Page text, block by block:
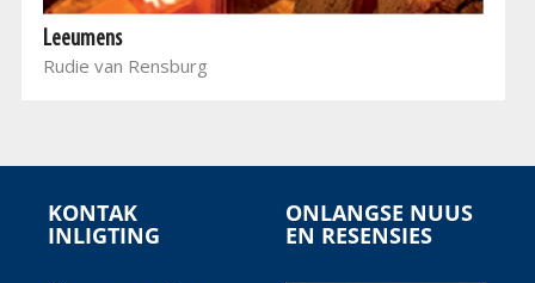
Leeumens
Rudie van Rensburg
KONTAK
INLIGTING
ONLANGSE NUUS
EN RESENSIES